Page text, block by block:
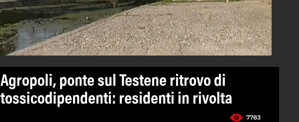
Agropoli, ponte sul Testene ritrovo di
tossicodipendenti: residenti in rivolta
7783